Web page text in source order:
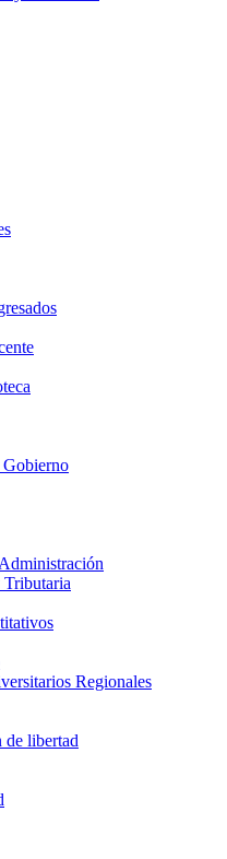
Gobierno
Regionales
de libertad